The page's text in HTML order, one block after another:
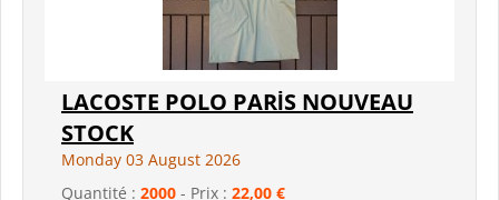
LACOSTE POLO PARİS NOUVEAU
STOCK
Monday 03 August 2026
Quantité : 2000 - Prix : 22,00 €